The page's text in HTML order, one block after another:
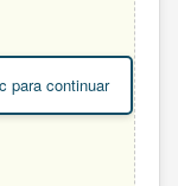
para continuar